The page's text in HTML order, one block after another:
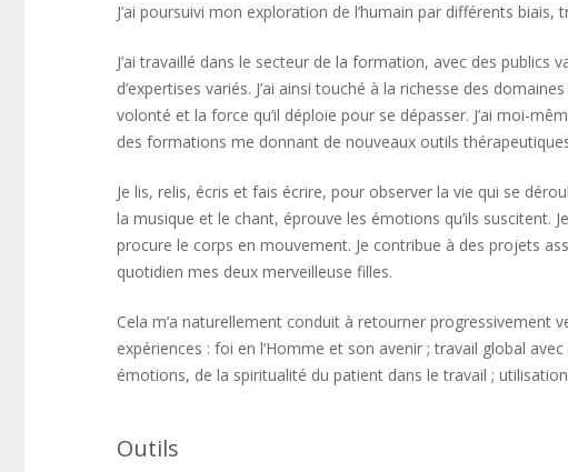
J’ai poursuivi mon exploration de l’humain par différents biais,
J’ai travaillé dans le secteur de la formation, avec des publics
d’expertises variés. J’ai ainsi touché à la richesse des
volonté et la force qu’il déploie pour se dépasser. J’ai moi-
des formations me donnant de nouveaux outils
Je lis, relis, écris et fais écrire, pour observer la vie qui se
la musique et le chant, éprouve les émotions qu’ils suscitent.
procure le corps en mouvement. Je contribue à des projets
quotidien mes deux merveilleuse filles.
Cela m’a naturellement conduit à retourner progressivement
expériences : foi en l’Homme et son avenir ; travail global
émotions, de la spiritualité du patient dans le travail ;
Outils